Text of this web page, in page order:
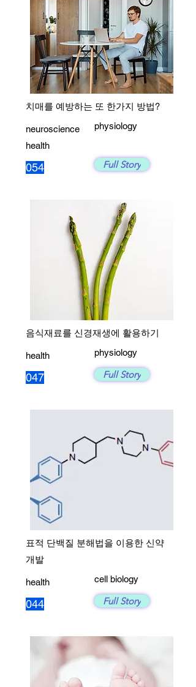
치매를 예방하는 또 한가지 방법?
neuroscience
health
054
physiology
Full Story
음식재료를 신경재생에 활용하기
health
047
physiology
Full Story
표적 단백질 분해법을 이용한 신약
개발
health
044
cell biology
Full Story